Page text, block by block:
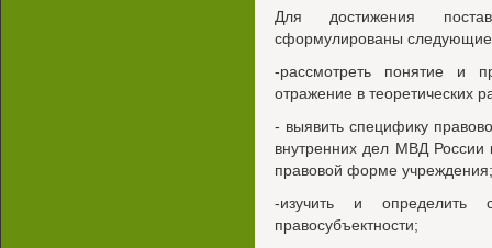
Для достижения
сформулированы следующие
-рассмотреть понятие и
отражение в теоретических
- выявить специфику
внутренних дел МВД России
правовой форме учреждения;
-изучить и определить
правосубъектности;